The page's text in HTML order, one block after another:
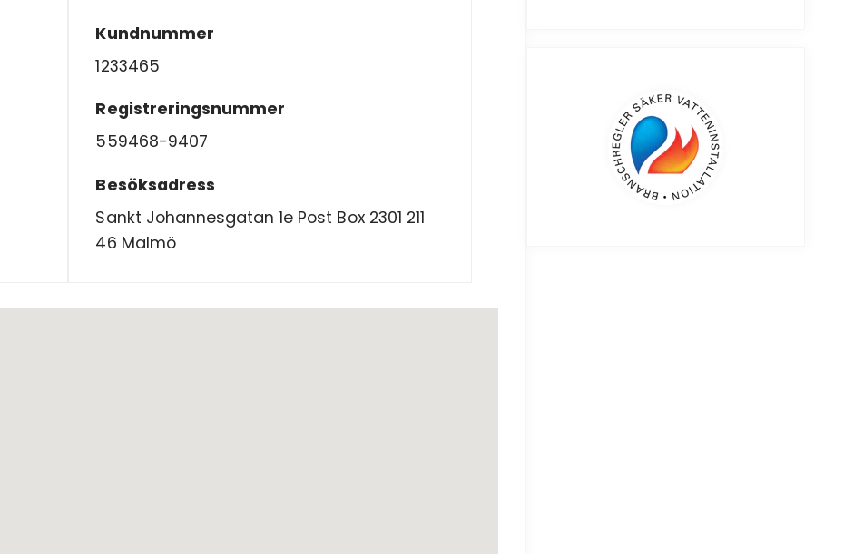
Kundnummer
1233465
Registreringsnummer
559468-9407
Besöksadress
Sankt Johannesgatan 1e Post Box 2301 211
46 Malmö